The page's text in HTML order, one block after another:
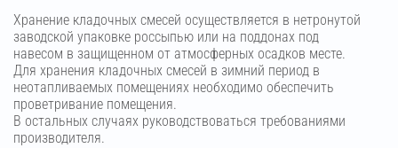
Хранение кладочных смесей осуществляется в нетронутой
заводской упаковке россыпью или на поддонах под
навесом в защищенном от атмосферных осадков месте.
Для хранения кладочных смесей в зимний период в
неотапливаемых помещениях необходимо обеспечить
проветривание помещения.
В остальных случаях руководствоваться требованиями
производителя.